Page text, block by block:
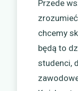
Przede
chcemy
będą to
studenci,